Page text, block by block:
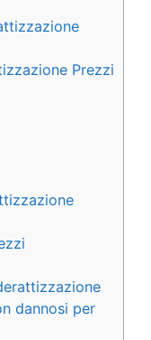
Prezzi
dannosi per